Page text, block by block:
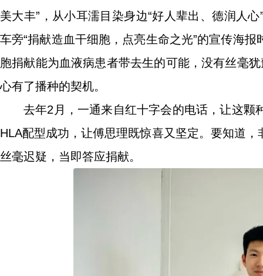
美大丰”，从小耳濡目染身边“好人辈出、德润人
车旁“捐献造血干细胞，点亮生命之光”的宣传海
胞捐献能为血液病患者带去生的可能，没有丝毫
心有了播种的契机。
去年2月，一通来自红十字会的电话，让这
HLA配型成功，让傅思理既惊喜又坚定。要知道
丝毫迟疑，当即答应捐献。